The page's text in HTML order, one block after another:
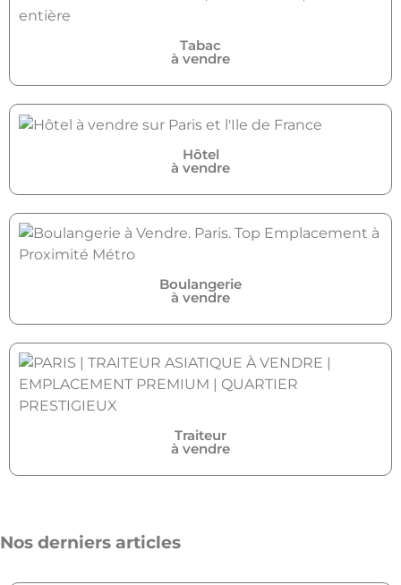
Tabac
à vendre
Hôtel
à vendre
Boulangerie
à vendre
Traiteur
à vendre
Nos derniers articles